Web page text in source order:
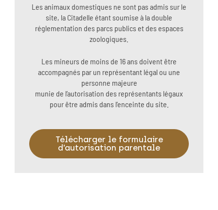
Les animaux domestiques ne sont pas admis sur le
site, la Citadelle étant soumise à la double
réglementation des parcs publics et des espaces
zoologiques.
Les mineurs de moins de 16 ans doivent être
accompagnés par un représentant légal ou une
personne majeure
munie de l’autorisation des représentants légaux
pour être admis dans l’enceinte du site.
Télécharger le formulaire
d’autorisation parentale